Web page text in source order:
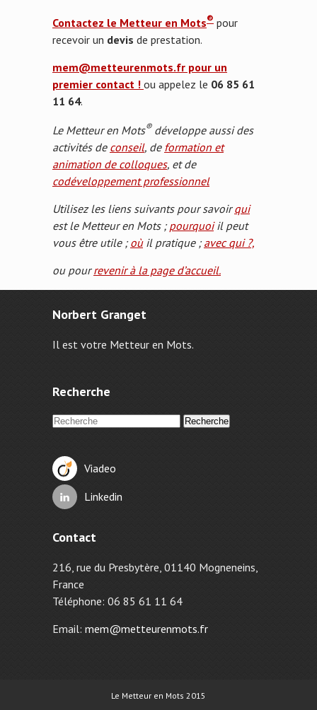
Contactez le Metteur en Mots® pour
recevoir un devis de prestation.
mem@metteurenmots.fr pour un
premier contact ! ou appelez le 06 85 61
11 64.
Le Metteur en Mots®développe aussi des
activités de conseil, de formation et
animation de colloques, et de
codéveloppement professionnel
Utilisez les liens suivants pour savoirqui
est le Metteur en Mots ;pourquoiil peut
vous être utile ;oùil pratique ;avec qui ?,
ou pourrevenir à la page d’accueil.
Norbert Granget
Il est votre Metteur en Mots.
Recherche
Viadeo
Linkedin
Contact
216, rue du Presbytère, 01140 Mogneneins,
France
Téléphone: 06 85 61 11 64
Email: mem@metteurenmots.fr
Le Metteur en Mots 2015